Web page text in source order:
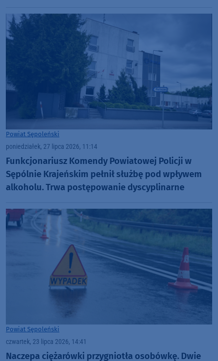
Powiat Sępoleński
poniedziałek, 27 lipca 2026, 11:14
Funkcjonariusz Komendy Powiatowej Policji w
Sępólnie Krajeńskim pełnił służbę pod wpływem
alkoholu. Trwa postępowanie dyscyplinarne
Powiat Sępoleński
czwartek, 23 lipca 2026, 14:41
Naczepa ciężarówki przygniotła osobówkę. Dwie